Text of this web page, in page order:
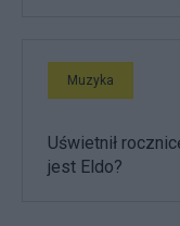
Muzyka
Uświetnił
jest Eldo?